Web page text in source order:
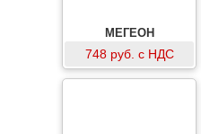
МЕГЕОН
748 руб. с НДС